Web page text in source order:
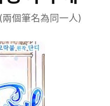
個筆名為同一人)